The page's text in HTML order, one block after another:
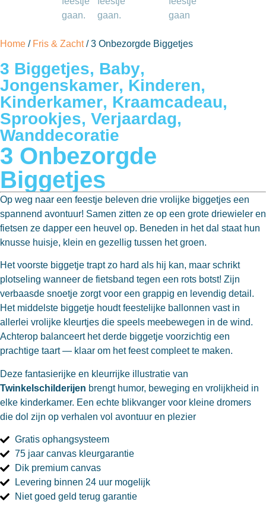
Home / Fris & Zacht/ 3 Onbezorgde Biggetjes
3 Biggetjes, Baby,
Jongenskamer, Kinderen,
Kinderkamer, Kraamcadeau,
Sprookjes, Verjaardag,
Wanddecoratie
3 Onbezorgde
Biggetjes
Op weg naar een feestje beleven drie vrolijke biggetjes een
spannend avontuur! Samen zitten ze op een grote driewieler en
fietsen ze dapper een heuvel op. Beneden in het dal staat hun
knusse huisje, klein en gezellig tussen het groen.
Het voorste biggetje trapt zo hard als hij kan, maar schrikt
plotseling wanneer de fietsband tegen een rots botst! Zijn
verbaasde snoetje zorgt voor een grappig en levendig detail.
Het middelste biggetje houdt feestelijke ballonnen vast in
allerlei vrolijke kleurtjes die speels meebewegen in de wind.
Achterop balanceert het derde biggetje voorzichtig een
prachtige taart — klaar om het feest compleet te maken.
Deze fantasierijke en kleurrijke illustratie van
Twinkelschilderijen brengt humor, beweging en vrolijkheid in
elke kinderkamer. Een echte blikvanger voor kleine dromers
die dol zijn op verhalen vol avontuur en plezier
Gratis ophangsysteem
75 jaar canvas kleurgarantie
Dik premium canvas
Levering binnen 24 uur mogelijk
Niet goed geld terug garantie